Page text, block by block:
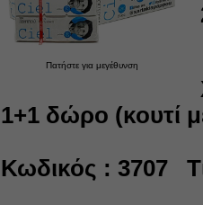
Πατήστε για μεγέθυνση
1+1 δώρο (κουτί
Κωδικός : 3707